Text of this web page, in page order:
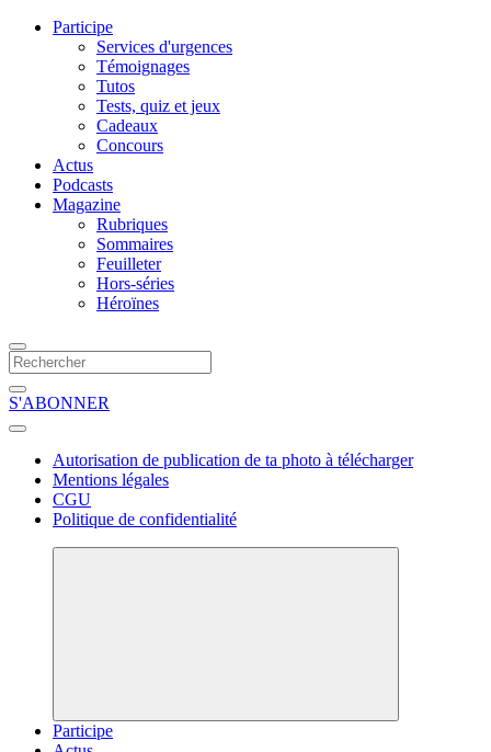
Participe
Services d'urgences
Témoignages
Tutos
Tests, quiz et jeux
Cadeaux
Concours
Actus
Podcasts
Magazine
Rubriques
Sommaires
Feuilleter
Hors-séries
Héroïnes
S'ABONNER
Autorisation de publication de ta photo à télécharger
Mentions légales
CGU
Politique de confidentialité
Participe